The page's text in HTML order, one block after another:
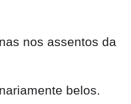
nos assentos da
belos.